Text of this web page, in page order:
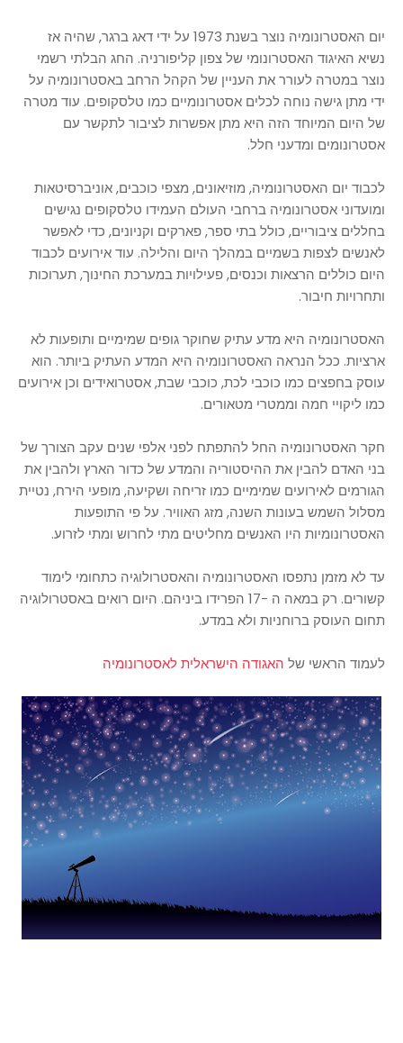
יום האסטרונומיה נוצר בשנת 1973 על ידי דאג ברגר, שהיה אז
נשיא האיגוד האסטרונומי של צפון קליפורניה. החג הבלתי רשמי
נוצר במטרה לעורר את העניין של הקהל הרחב באסטרונומיה על
ידי מתן גישה נוחה לכלים אסטרונומיים כמו טלסקופים. עוד מטרה
של היום המיוחד הזה היא מתן אפשרות לציבור לתקשר עם
אסטרונומים ומדעני חלל.
לכבוד יום האסטרונומיה, מוזיאונים, מצפי כוכבים, אוניברסיטאות
ומועדוני אסטרונומיה ברחבי העולם העמידו טלסקופים נגישים
בחללים ציבוריים, כולל בתי ספר, פארקים וקניונים, כדי לאפשר
לאנשים לצפות בשמיים במהלך היום והלילה. עוד אירועים לכבוד
היום כוללים הרצאות וכנסים, פעילויות במערכת החינוך, תערוכות
ותחרויות חיבור.
האסטרונומיה היא מדע עתיק שחוקר גופים שמימיים ותופעות לא
ארציות. ככל הנראה האסטרונומיה היא המדע העתיק ביותר. הוא
עוסק בחפצים כמו כוכבי לכת, כוכבי שבת, אסטרואידים וכן אירועים
כמו ליקויי חמה וממטרי מטאורים.
חקר האסטרונומיה החל להתפתח לפני אלפי שנים עקב הצורך של
בני האדם להבין את ההיסטוריה והמדע של כדור הארץ ולהבין את
הגורמים לאירועים שמימיים כמו זריחה ושקיעה, מופעי הירח, נטיית
מסלול השמש בעונות השנה, מזג האוויר. על פי התופעות
האסטרונומיות היו האנשים מחליטים מתי לחרוש ומתי לזרוע.
עד לא מזמן נתפסו האסטרונומיה והאסטרולוגיה כתחומי לימוד
קשורים. רק במאה ה -17 הפרידו ביניהם. היום רואים באסטרולוגיה
תחום העוסק ברוחניות ולא במדע.
לעמוד הראשי של האגודה הישראלית לאסטרונומיה